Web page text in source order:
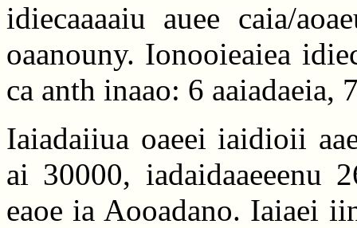
idiecaaaaiu auee caia/
oaanouny. Ionooieaiea
ca anth inaao: 6 aaiadaeia,
Iaiadaiiua oaeei iaidioii
ai 30000, iadaidaaeeenu
eaoe ia Aooadano. Iaiaei